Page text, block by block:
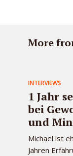
More
INTERVIEWS
1 Jahr
bei
und
Michael ist
Jahren